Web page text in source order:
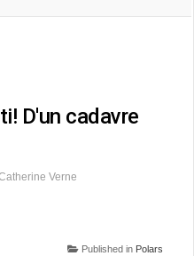
D'un cadavre
Verne
Published in Polars